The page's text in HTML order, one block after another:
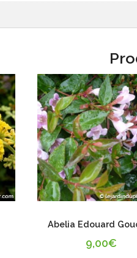
Abelia Edouard
9,00€